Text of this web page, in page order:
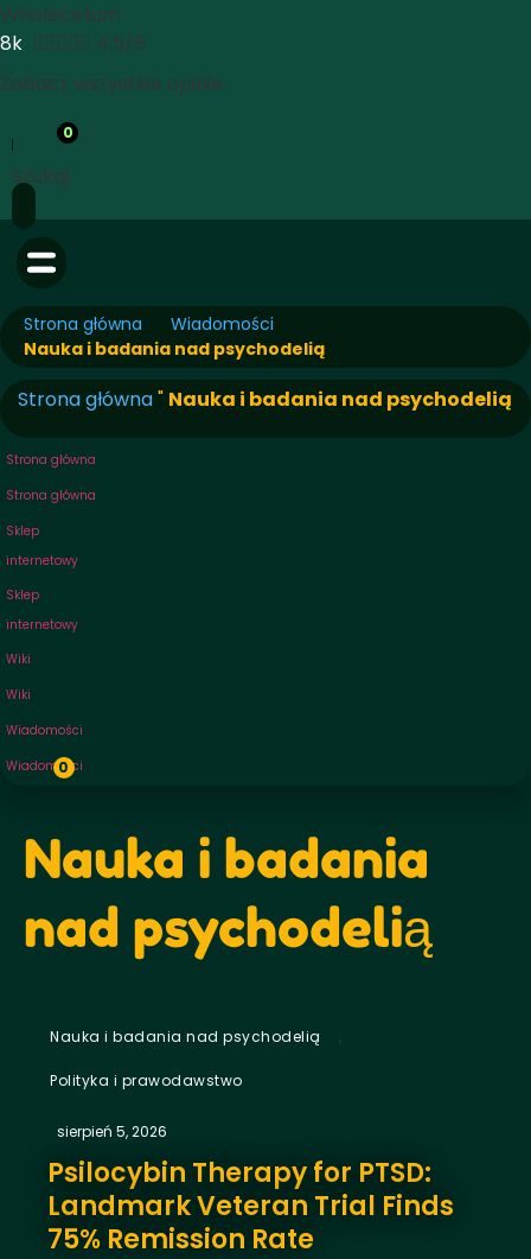
Wholecelium
8k  4.5/5
Zobacz wszystkie opinie
0
Szukaj
Strona główna
Wiadomości
Nauka i badania nad psychodelią
Strona główna" Nauka i badania nad psychodelią
Strona główna
Strona główna
Sklep
internetowy
Sklep
internetowy
Wiki
Wiki
Wiadomości
Wiadomości
0
Nauka i badania
nad psychodelią
Nauka i badania nad psychodelią ,
Polityka i prawodawstwo
sierpień 5, 2026
Psilocybin Therapy for PTSD:
Landmark Veteran Trial Finds
75% Remission Rate